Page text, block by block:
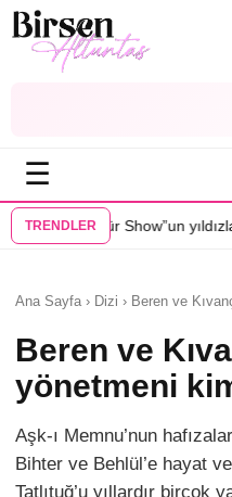
☰
TRENDLERyıldızları Burak
Ana Sayfa › Dizi › Beren ve
Beren ve
yönetmeni
Aşk-ı Memnu’nun
Bihter ve Behlül’e hayat
Tatlıtuğ’u yıllardır birçok